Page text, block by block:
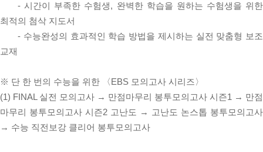
- 시간이 부족한 수험생, 완벽한 학습을 원하는 수험생을 위한
최적의 첨삭 지도서
- 수능완성의 효과적인 학습 방법을 제시하는 실전 맞춤형 보조
교재
※ 단 한 번의 수능을 위한 〈EBS 모의고사 시리즈〉
(1) FINAL 실전 모의고사 → 만점마무리 봉투모의고사 시즌1 → 만점
마무리 봉투모의고사 시즌2 고난도 → 고난도 논스톱 봉투모의고사
→ 수능 직전보강 클리어 봉투모의고사